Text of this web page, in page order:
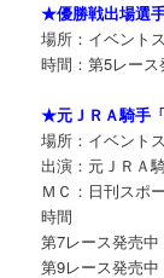
★優勝戦出場選
場所：イベント
時間：第5レー
★元ＪＲＡ騎手
場所：イベント
出演：元ＪＲＡ
ＭＣ：日刊スポ
時間
第7レース発売中
第9レース発売中